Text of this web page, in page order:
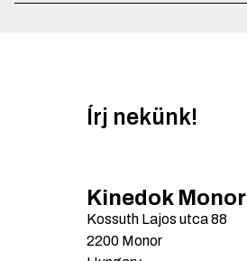
Írj nekünk!
Kinedok Monor
Kossuth Lajos utca88
2200 Monor